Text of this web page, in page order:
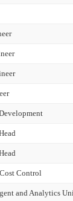
Control
and Analytics